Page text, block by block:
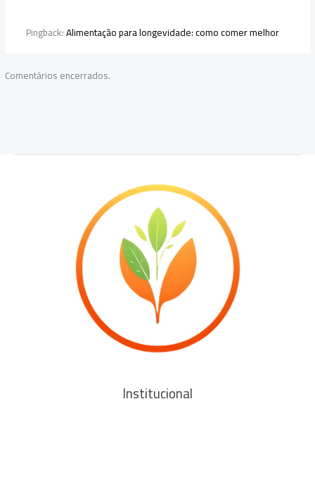
Pingback:Alimentação para longevidade: como comer melhor
Comentários encerrados.
Institucional